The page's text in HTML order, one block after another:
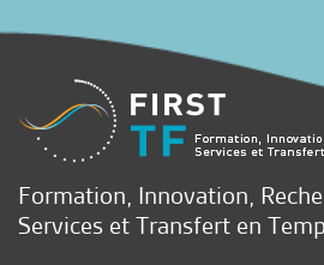
Formation, Innovation,
Services et Transfert en